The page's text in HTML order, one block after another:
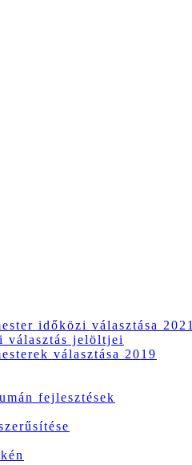
időközi választása 2021
választás jelöltjei
választása 2019
fejlesztések